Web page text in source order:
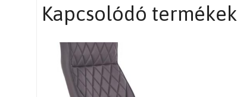
Kapcsolódó termékek